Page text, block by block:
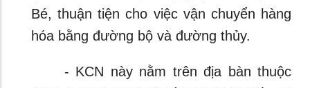
Bé, thuận tiện cho việc vận chuyển hàng
hóa bằng đường bộ và đường thủy.
- KCN này nằm trên địa bàn thuộc